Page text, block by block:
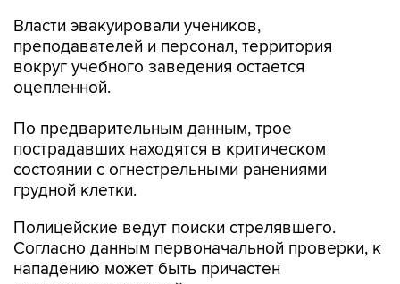
Власти эвакуировали учеников,
преподавателей и персонал, территория
вокруг учебного заведения остается
оцепленной.
По предварительным данным, трое
пострадавших находятся в критическом
состоянии с огнестрельными ранениями
грудной клетки.
Полицейские ведут поиски стрелявшего.
Согласно данным первоначальной проверки, к
нападению может быть причастен